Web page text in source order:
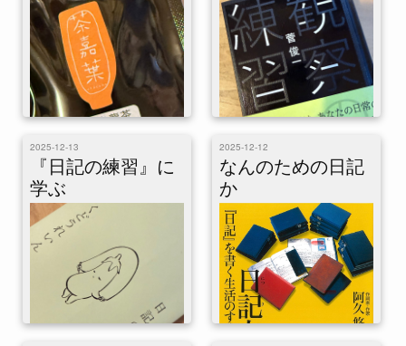
ぜる。 ルピシアの三峡碧螺春
サンキョウビー...
プル日記の練習。 朝起きて洗
濯と猫世話の合...
これはひとりアドベントカレン
ダー「日記ぽい」15日目の記事
です。ミニマル日記の練習。
起きてまず、茶嘉葉の凍頂烏龍
茶を入れる。中国...
ダー「日記ぽい」14日目の記事
です。観察！ 一昨日取り上げ
た「日記力 『日記』を書く生
活のすすめ」（阿...
2025-12-13
『日記の練習』に
学ぶ
2025-12-12
なんのための日記
か